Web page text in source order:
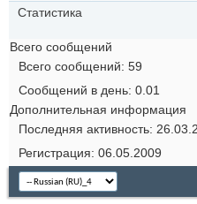
Статистика
Всего сообщений
Всего сообщений 59
Сообщений в день 0.01
Дополнительная информация
Последняя активность
Регистрация 06.05.2009